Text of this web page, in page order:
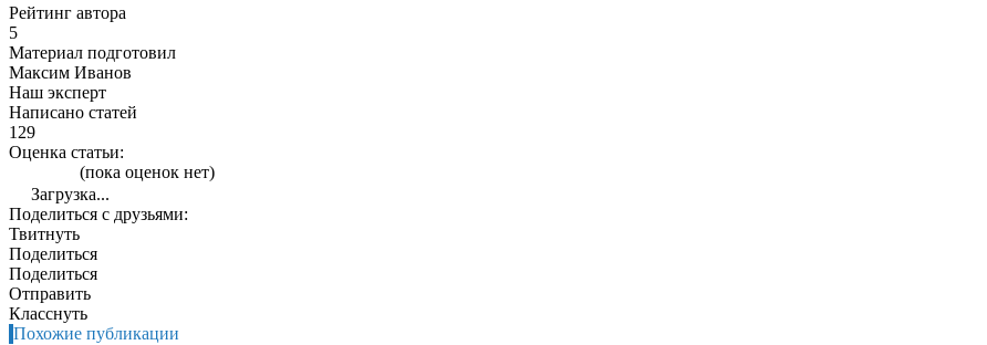
Рейтинг автора
5
Материал подготовил
Максим Иванов
Наш эксперт
Написано статей
129
Оценка статьи:
(пока оценок нет)
Загрузка...
Поделиться с друзьями:
Твитнуть
Поделиться
Поделиться
Отправить
Класснуть
Похожие публикации